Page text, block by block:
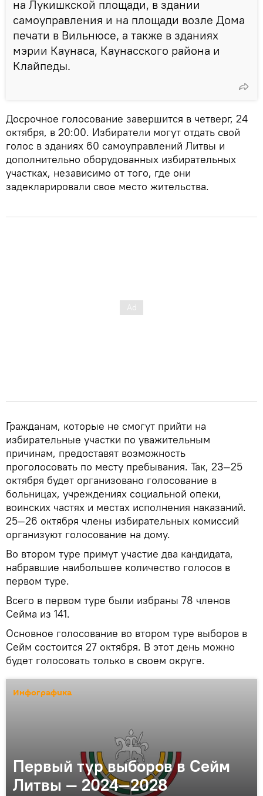
на Лукишкской площади, в здании
самоуправления и на площади возле Дома
печати в Вильнюсе, а также в зданиях
мэрии Каунаса, Каунасского района и
Клайпеды.
Досрочное голосование завершится в четверг, 24
октября, в 20:00. Избиратели могут отдать свой
голос в зданиях 60 самоуправлений Литвы и
дополнительно оборудованных избирательных
участках, независимо от того, где они
задекларировали свое место жительства.
Гражданам, которые не смогут прийти на
избирательные участки по уважительным
причинам, предоставят ​​возможность
проголосовать по месту пребывания. Так, 23—25 ​​
октября будет организовано голосование в
больницах, учреждениях социальной опеки,
воинских частях и местах исполнения наказаний.
25—26 октября члены избирательных комиссий
организуют голосование на дому.
Во втором туре примут участие два кандидата,
набравшие наибольшее количество голосов в
первом туре.
Всего в первом туре были избраны 78 членов
Сейма из 141.
Основное голосование во втором туре выборов в
Сейм состоится 27 октября. В этот день можно
будет голосовать только в своем округе.
Инфографика
Первый тур выборов в Сейм
Литвы — 2024—2028